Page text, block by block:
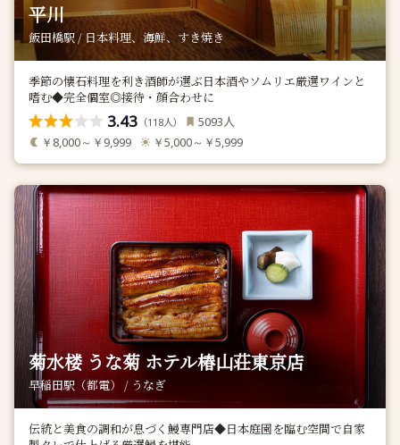
平川
飯田橋駅 / 日本料理、海鮮、すき焼き
季節の懐石料理を利き酒師が選ぶ日本酒やソムリエ厳選ワインと
嗜む◆完全個室◎接待・顔合わせに
3.43 （118人） 5093人
￥8,000～￥9,999 ￥5,000～￥5,999
菊水楼 うな菊 ホテル椿山荘東京店
早稲田駅（都電） / うなぎ
伝統と美食の調和が息づく鰻専門店◆日本庭園を臨む空間で自家